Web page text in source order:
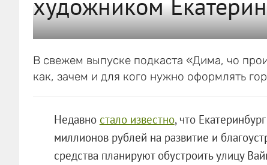
В свежем выпуске подкаста «Дима, чо
как, зачем и для кого нужно оформлять
Недавно стало известно, что
миллионов рублей на развитие и
средства планируют обустроить улицу